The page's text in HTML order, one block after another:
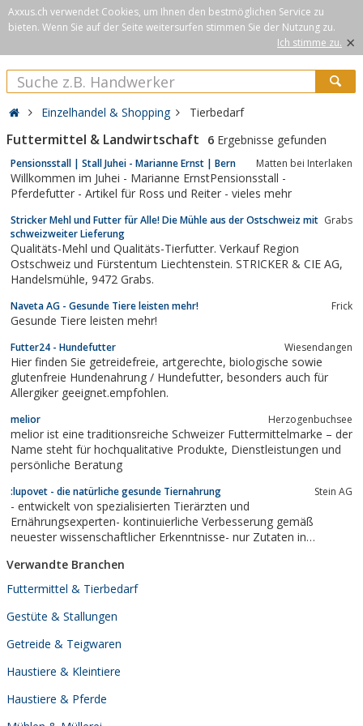
Axxus.ch verwendet Cookies, um Ihnen den bestmöglichen Service zu
bieten. Wenn Sie auf der Seite weitersurfen stimmen Sie der Nutzung zu.
Ich stimme zu. ×
Einzelhandel & Shopping Tierbedarf
Futtermittel & Landwirtschaft 6 Ergebnisse gefunden
Pensionsstall | Stall Juhei - Marianne Ernst | Bern Matten bei Interlaken
Willkommen im Juhei - Marianne ErnstPensionsstall -
Pferdefutter - Artikel für Ross und Reiter - vieles mehr
Stricker Mehl und Futter für Alle! Die Mühle aus der Ostschweiz mit
schweizweiter Lieferung
Grabs
Qualitäts-Mehl und Qualitäts-Tierfutter. Verkauf Region
Ostschweiz und Fürstentum Liechtenstein. STRICKER & CIE AG,
Handelsmühle, 9472 Grabs.
Naveta AG - Gesunde Tiere leisten mehr! Frick
Gesunde Tiere leisten mehr!
Futter24 - Hundefutter Wiesendangen
Hier finden Sie getreidefreie, artgerechte, biologische sowie
glutenfreie Hundenahrung / Hundefutter, besonders auch für
Allergiker geeignet.empfohlen.
melior Herzogenbuchsee
melior ist eine traditionsreiche Schweizer Futtermittelmarke – der
Name steht für hochqualitative Produkte, Dienstleistungen und
persönliche Beratung
:lupovet - die natürliche gesunde Tiernahrung Stein AG
- entwickelt von spezialisierten Tierärzten und
Ernährungsexperten- kontinuierliche Verbesserung gemäß
neuester wissenschaftlicher Erkenntnisse- nur Zutaten in
Inhaltsstoffe, chemische Konservierungsmittel, Farbstoffe oder
Akzeptanzstoffe- regelmäßig freiwillige...
Verwandte Branchen
Futtermittel & Tierbedarf
Gestüte & Stallungen
Getreide & Teigwaren
Haustiere & Kleintiere
Haustiere & Pferde